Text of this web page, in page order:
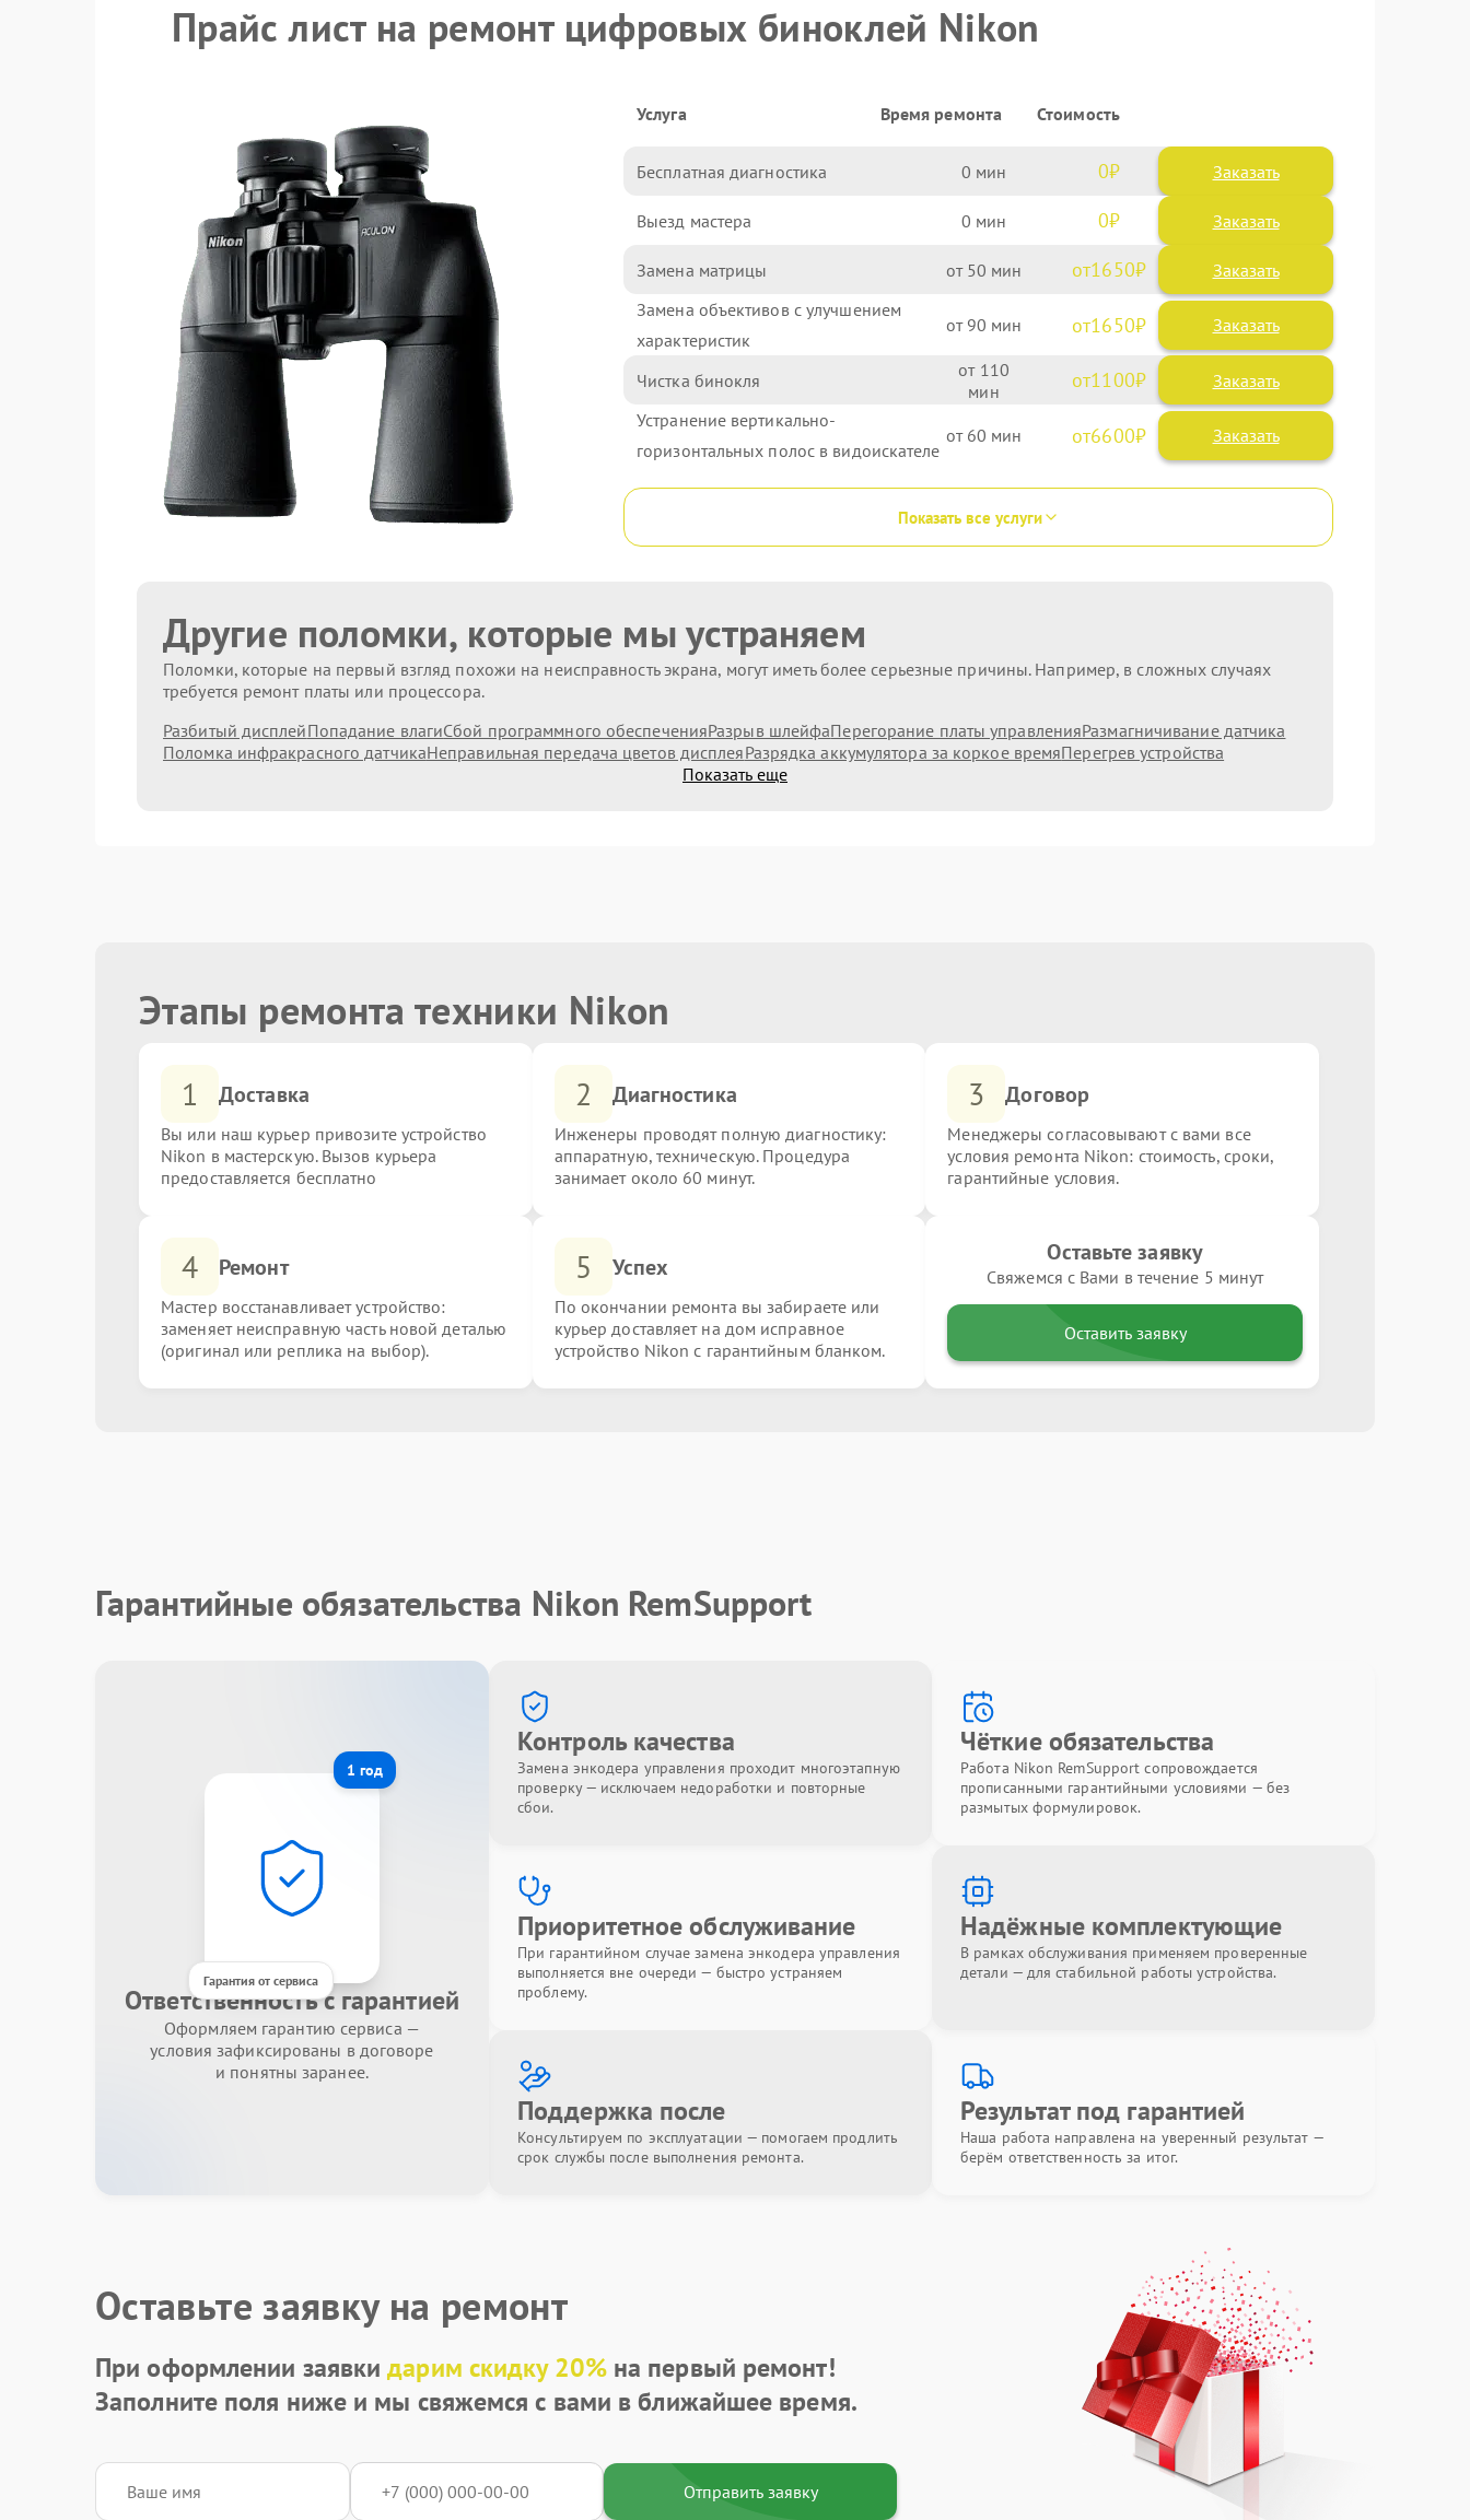
Прайс лист на ремонт цифровых биноклей Nikon
Услуга Время ремонта Стоимость
Бесплатная диагностика 0 0 Заказать
Выезд мастера 0 0 Заказать
Замена матрицы 50 1650
Замена объективов с улучшением
характеристик
90 1650
Чистка бинокля 110 1100
Устранение вертикально-
горизонтальных полос в видоискателе
60 6600
Показать все услуги
Другие поломки, которые мы устраняем
Поломки, которые на первый взгляд похожи на неисправность экрана, могут иметь более серьезные причины. Например, в сложных случаях
требуется ремонт платы или процессора.
Разбитый дисплейПопадание влагиСбой программного обеспеченияРазрыв шлейфаПерегорание платы управленияРазмагничивание датчика
Поломка инфракрасного датчикаНеправильная передача цветов дисплеяРазрядка аккумулятора за коркое времяПерегрев устройства
Показать еще
Этапы ремонта техники Nikon
1 Доставка
Вы или наш курьер привозите устройство
Nikon в мастерскую. Вызов курьера
предоставляется бесплатно
2 Диагностика
Инженеры проводят полную диагностику:
аппаратную, техническую. Процедура
занимает около 60 минут.
3 Договор
Менеджеры согласовывают с вами все
условия ремонта Nikon: стоимость, сроки,
гарантийные условия.
4 Ремонт
Мастер восстанавливает устройство:
заменяет неисправную часть новой деталью
(оригинал или реплика на выбор).
5 Успех
По окончании ремонта вы забираете или
курьер доставляет на дом исправное
устройство Nikon с гарантийным бланком.
Оставьте заявку
Свяжемся с Вами в течение 5 минут
Оставить заявку
Гарантийные обязательства Nikon RemSupport
1 год
Гарантия от сервиса
Ответственность с гарантией
Оформляем гарантию сервиса —
условия зафиксированы в договоре
и понятны заранее.
Контроль качества
Замена энкодера управления проходит многоэтапную
проверку — исключаем недоработки и повторные
сбои.
Чёткие обязательства
Работа Nikon RemSupport сопровождается
прописанными гарантийными условиями — без
размытых формулировок.
Приоритетное обслуживание
При гарантийном случае замена энкодера управления
выполняется вне очереди — быстро устраняем
проблему.
Надёжные комплектующие
В рамках обслуживания применяем проверенные
детали — для стабильной работы устройства.
Поддержка после
Консультируем по эксплуатации — помогаем продлить
срок службы после выполнения ремонта.
Результат под гарантией
Наша работа направлена на уверенный результат —
берём ответственность за итог.
Оставьте заявку на ремонт
При оформлении заявкидарим скидку 20%на первый ремонт!
Заполните поля ниже и мы свяжемся с вами в ближайшее время.
Отправить заявку